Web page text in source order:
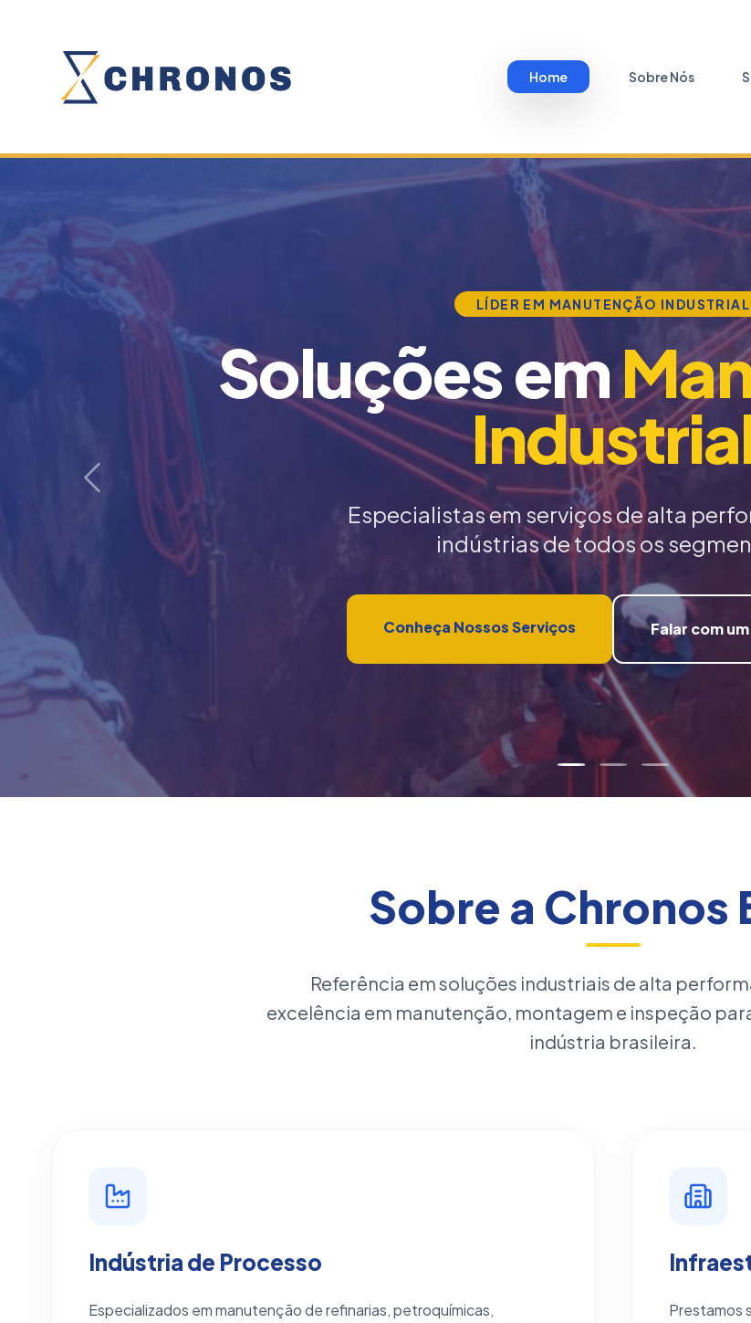
Home Sobre Nós
LÍDER EM MANUTENÇÃO INDUSTRIAL
Soluções em
Especialistas em serviços de alta
indústrias de todos os
Conheça Nossos Serviços Falar com
Anterior
Sobre a Chronos
Referência em soluções industriais de alta
excelência em manutenção, montagem e inspeção
indústria brasileira.
Indústria de Processo
Especializados em manutenção de refinarias, petroquímicas,
Prestamos